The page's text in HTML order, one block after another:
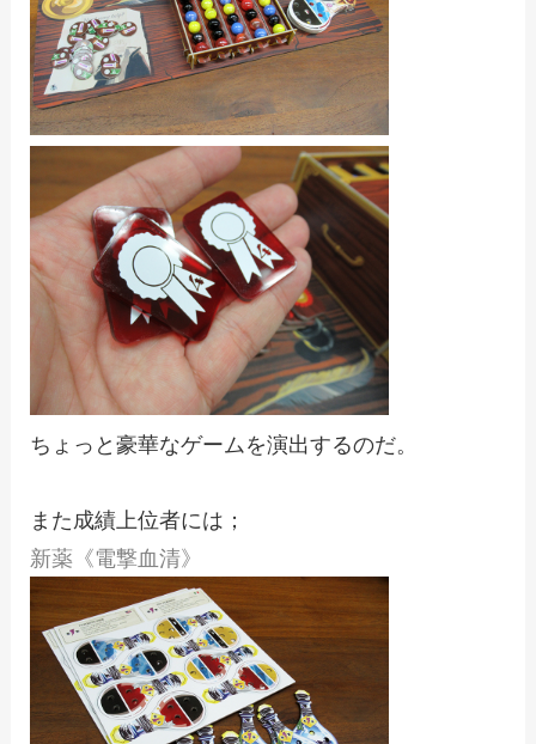
ちょっと豪華なゲームを演出するのだ。
また成績上位者には；
新薬《電撃血清》